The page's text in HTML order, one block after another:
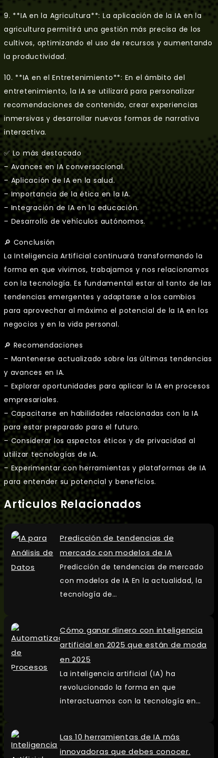
9. **IA en la Agricultura**: La aplicación de la IA en la
agricultura permitirá una gestión más precisa de los
cultivos, optimizando el uso de recursos y aumentando
la productividad.
10. **IA en el Entretenimiento**: En el ámbito del
entretenimiento, la IA se utilizará para personalizar
recomendaciones de contenido, crear experiencias
inmersivas y desarrollar nuevas formas de narrativa
interactiva.
✅ Lo más destacado
– Avances en IA conversacional.
– Aplicación de IA en la salud.
– Importancia de la ética en la IA.
– Integración de IA en la educación.
– Desarrollo de vehículos autónomos.
🔎 Conclusión
La Inteligencia Artificial continuará transformando la
forma en que vivimos, trabajamos y nos relacionamos
con la tecnología. Es fundamental estar al tanto de las
tendencias emergentes y adaptarse a los cambios
para aprovechar al máximo el potencial de la IA en los
negocios y en la vida personal.
🔎 Recomendaciones
– Mantenerse actualizado sobre las últimas tendencias
y avances en IA.
– Explorar oportunidades para aplicar la IA en procesos
empresariales.
– Capacitarse en habilidades relacionadas con la IA
para estar preparado para el futuro.
– Considerar los aspectos éticos y de privacidad al
utilizar tecnologías de IA.
– Experimentar con herramientas y plataformas de IA
para entender su potencial y beneficios.
Articulos Relacionados
Predicción de tendencias de
mercado con modelos de IA
Predicción de tendencias de mercado
con modelos de IA En la actualidad, la
tecnología de…
Cómo ganar dinero con inteligencia
artificial en 2025 que están de moda
en 2025
La inteligencia artificial (IA) ha
revolucionado la forma en que
interactuamos con la tecnología en…
Las 10 herramientas de IA más
innovadoras que debes conocer.